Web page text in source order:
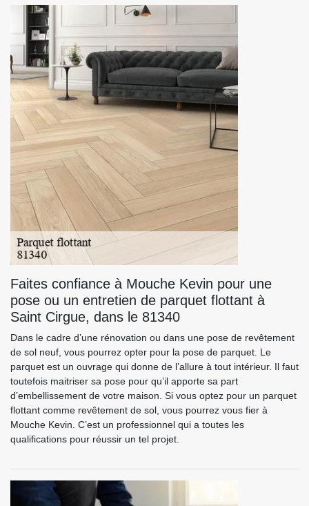
Faites confiance à Mouche Kevin pour une
pose ou un entretien de parquet flottant à
Saint Cirgue, dans le 81340
Dans le cadre d’une rénovation ou dans une pose de revêtement
de sol neuf, vous pourrez opter pour la pose de parquet. Le
parquet est un ouvrage qui donne de l’allure à tout intérieur. Il faut
toutefois maitriser sa pose pour qu’il apporte sa part
d’embellissement de votre maison. Si vous optez pour un parquet
flottant comme revêtement de sol, vous pourrez vous fier à
Mouche Kevin. C’est un professionnel qui a toutes les
qualifications pour réussir un tel projet.